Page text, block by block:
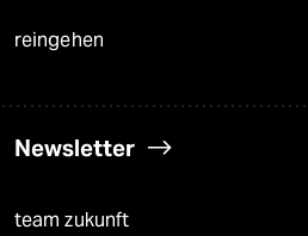
reingehen
Newsletter
team zukunft